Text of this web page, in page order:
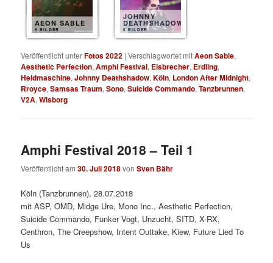
AEON SABLE
6 BILDER
JOHNNY
DEATHSHADOW
6 BILDER
Veröffentlicht unterFotos 2022 |Verschlagwortet mitAeon Sable
Aesthetic Perfection Amphi Festival Eisbrecher Erdling
Heldmaschine ,Johnny Deathshadow ,Köln London After Midnight
Rroyce ,Samsas Traum ,Sono ,Suicide Commando ,Tanzbrunnen
V2A ,Wisborg
Amphi Festival 2018 – Teil 1
Veröffentlicht am30. Juli 2018vonSven Bähr
Köln (Tanzbrunnen), 28.07.2018
mit ASP, OMD, Midge Ure, Mono Inc., Aesthetic Perfection,
Suicide Commando, Funker Vogt, Unzucht, SITD, X-RX,
Centhron, The Creepshow, Intent Outtake, Kiew, Future Lied To
Us